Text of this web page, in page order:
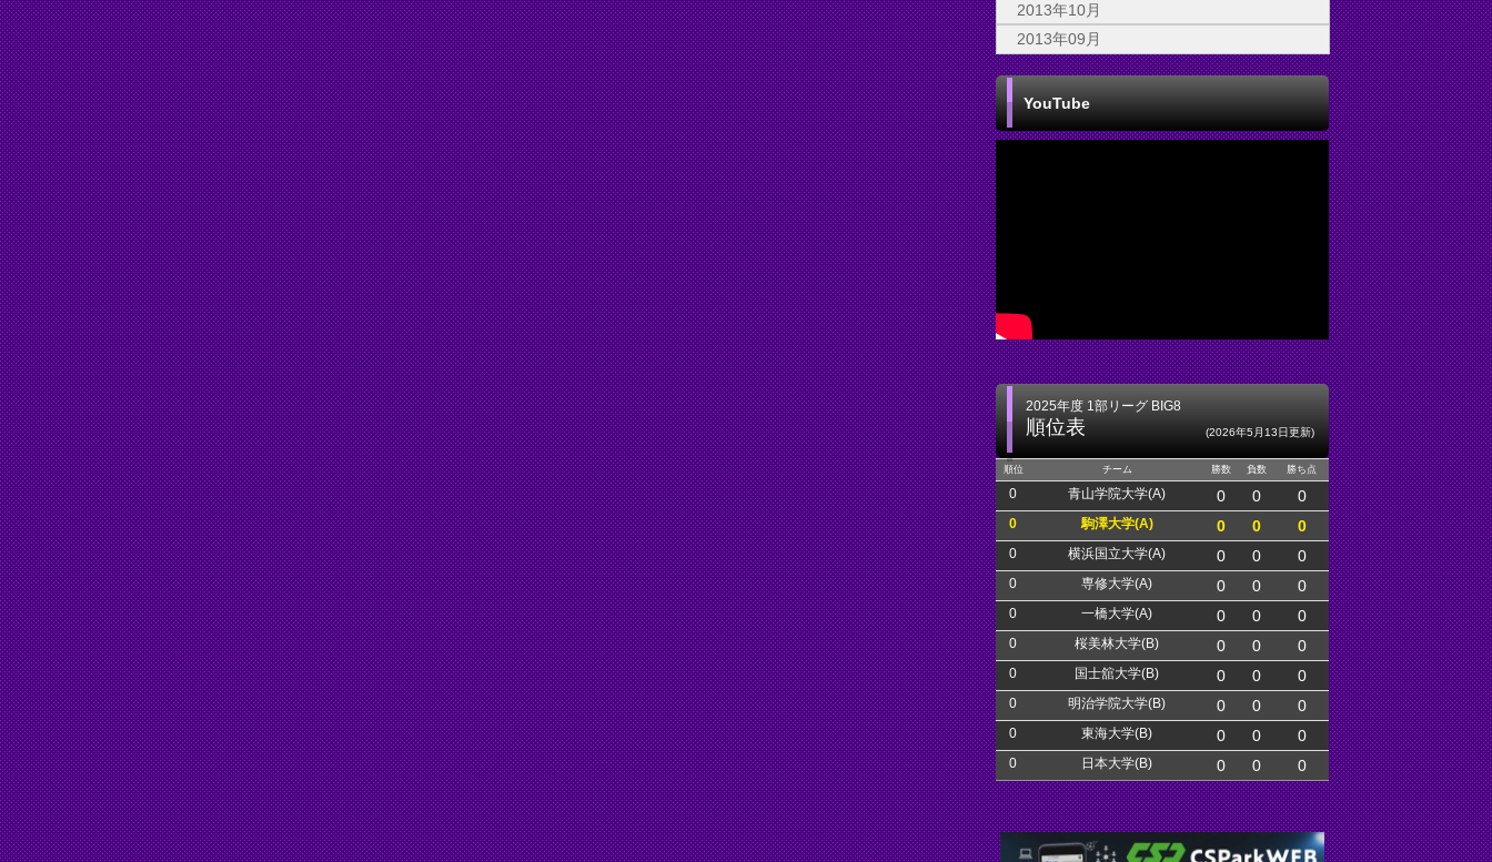
2013年10月
2013年09月
YouTube
2025年度 1部リーグ BIG8
順位表 (2026年5月13日更新)
順位 チーム 勝数 負数 勝ち点
0 青山学院大学(A) 0 0 0
0 駒澤大学(A) 0 0 0
0 横浜国立大学(A) 0 0 0
0 専修大学(A) 0 0 0
0 一橋大学(A) 0 0 0
0 桜美林大学(B) 0 0 0
0 国士舘大学(B) 0 0 0
0 明治学院大学(B) 0 0 0
0 東海大学(B) 0 0 0
0 日本大学(B) 0 0 0